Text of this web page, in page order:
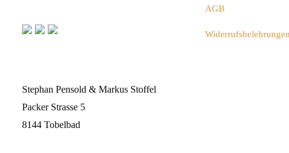
Stephan Pensold & Markus Stoffel
Packer Strasse 5
8144 Tobelbad
AGB
Widerrufsbelehrungen